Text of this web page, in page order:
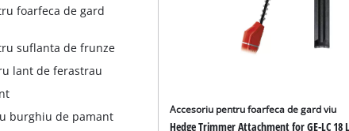
foarfeca de gard
suflanta de frunze
lant de ferastrau
burghiu de pamant
Accesoriu pentru foarfeca de gard viu
Hedge Trimmer Attachment for GE-LC 18